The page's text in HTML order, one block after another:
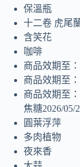
保溫瓶
十二卷 虎尾
含笑花
咖啡
商品效期至
商品效期至
商品效期至
焦糖2026/05/
圓葉浮萍
多肉植物
夜來香